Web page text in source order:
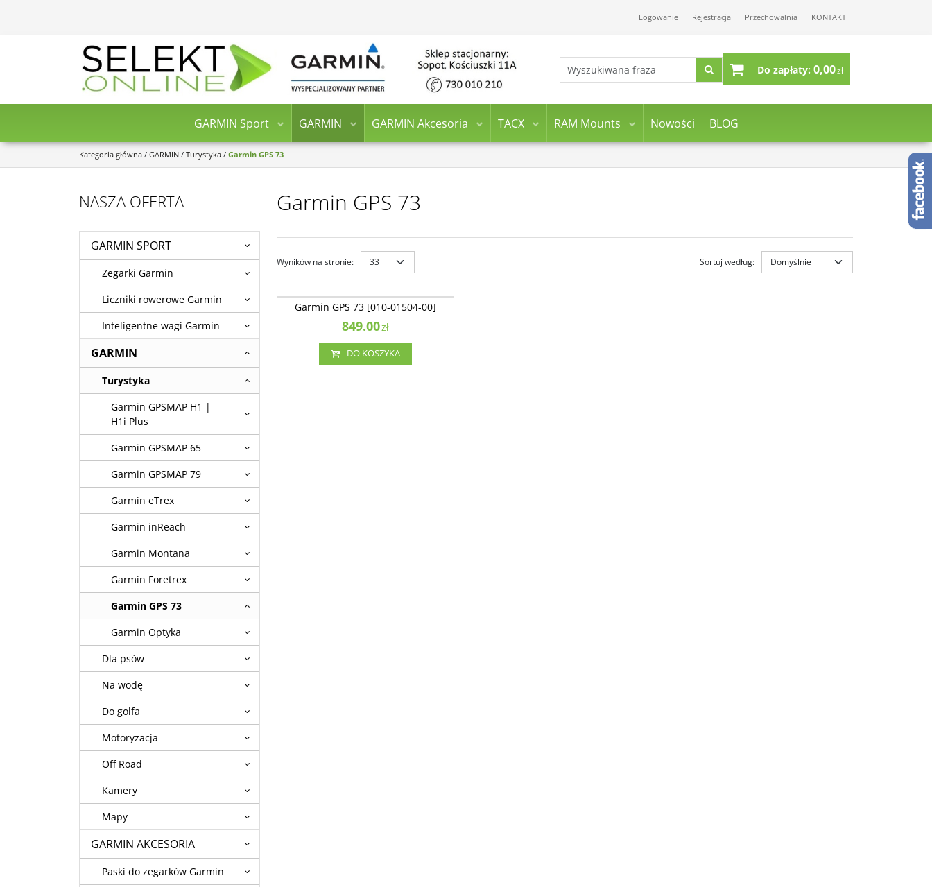
Logowanie Rejestracja Przechowalnia KONTAKT
Do zapłaty: 0,00zł
GARMIN Sport GARMIN GARMIN Akcesoria TACX RAM Mounts Nowości BLOG
Kategoria główna / GARMIN / Turystyka / Garmin GPS 73
Garmin GPS 73
Wyników na stronie: Sortuj według:
Garmin GPS 73 - niezatapialne ręczne
urządzenie GPS na łódkę, z podstawowymi
funkcjami nawigacyjnymi [010-01504-00]
Garmin GPS 73 [010-01504-00]
849.00zł
DO KOSZYKA
NASZA OFERTA
GARMIN SPORT
Zegarki Garmin
Liczniki rowerowe Garmin
Inteligentne wagi Garmin
GARMIN
Turystyka
Garmin GPSMAP H1 |
H1i Plus
Garmin GPSMAP 65
Garmin GPSMAP 79
Garmin eTrex
Garmin inReach
Garmin Montana
Garmin Foretrex
Garmin GPS 73
Garmin Optyka
Dla psów
Na wodę
Do golfa
Motoryzacja
Off Road
Kamery
Mapy
GARMIN AKCESORIA
Paski do zegarków Garmin